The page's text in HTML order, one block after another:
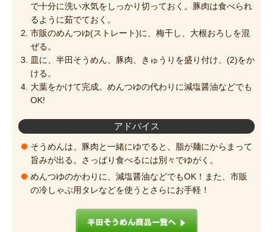
で十分に洗い水気をしっかり切っておく。豚肉は食べられ
るように茹でておく。
市販のめんつゆ(ストレート)に、梅干し、大根おろしを混
ぜる。
皿に、半田そうめん、豚肉、きゅうりを盛り付け、(2)をか
ける。
大葉をかけて完成。めんつゆの代わりに減塩醤油などでも
OK!
アドバイス
そうめんは、豚肉と一緒にゆでると、脂が麺にからまって
旨みが出る。さっぱり食べるには別々でゆがく。
めんつゆのかわりに、減塩醤油などでもOK！また、市販
の冷しゃぶ用タレなどを使うとさらにお手軽！